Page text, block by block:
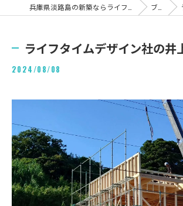
ブログ
ライフタイムデザイン社の井
2024/08/08